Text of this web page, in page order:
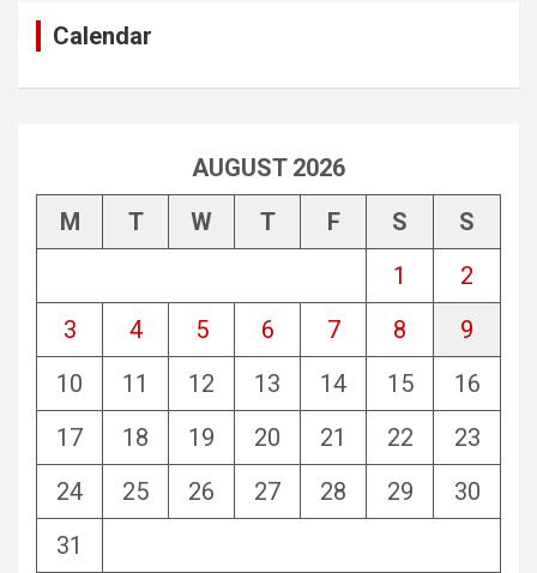
Calendar
AUGUST 2026
M
T W T F S
S
1
2
3
4 5 6 7 8
9
10
11 12 13 14 15
16
17
18 19 20 21 22
23
24
25 26 27 28 29
30
31